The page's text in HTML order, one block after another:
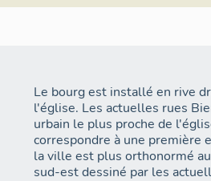
Le bourg est installé en rive
l'église. Les actuelles rues
urbain le plus proche de
correspondre à une première
la ville est plus orthonormé
sud-est dessiné par les